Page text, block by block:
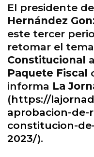
El presidente
Hernández
este tercer
retomar el
Constitucional
Paquete Fiscal
informa La
(https://
aprobacion-de-
constitucion-
2023/).